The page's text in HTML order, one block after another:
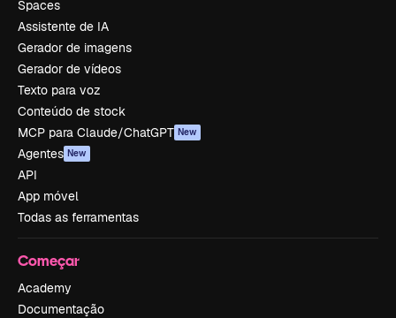
Spaces
Assistente de IA
Gerador de imagens
Gerador de vídeos
Texto para voz
Conteúdo de stock
MCP para Claude/ChatGPT New
Agentes New
API
App móvel
Todas as ferramentas
Começar
Academy
Documentação